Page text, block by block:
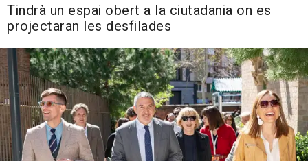
Tindrà un espai obert a la ciutadania on es
projectaran les desfilades